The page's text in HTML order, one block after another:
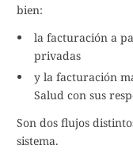
bien:
la facturación a
privadas
y la facturación
Salud con sus
Son dos flujos
sistema.